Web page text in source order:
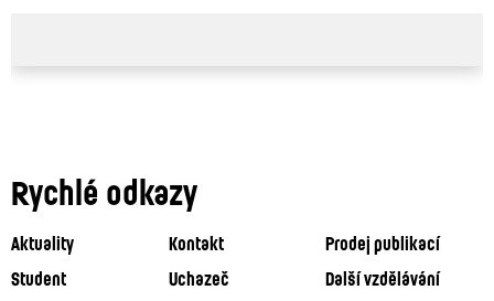
Rychlé odkazy
Aktuality Kontakt
Prodej publikací
Student
Uchazeč
Další vzdělávání